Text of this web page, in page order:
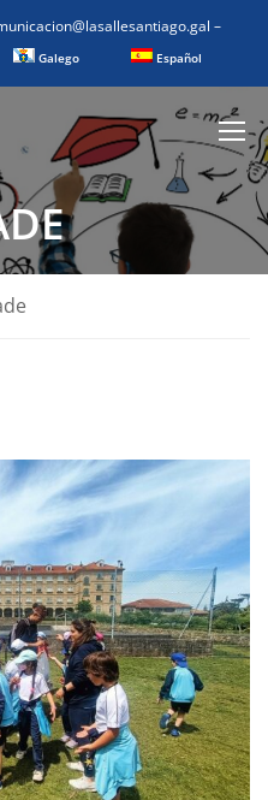
–
Galego Español